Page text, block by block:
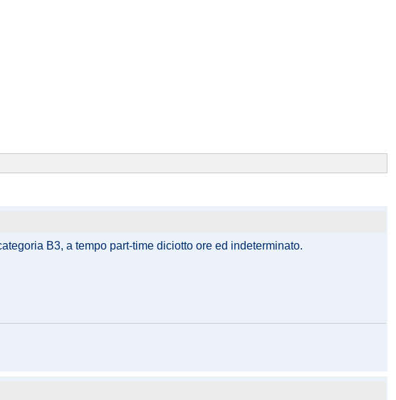
B3, a tempo part-time diciotto ore ed indeterminato.